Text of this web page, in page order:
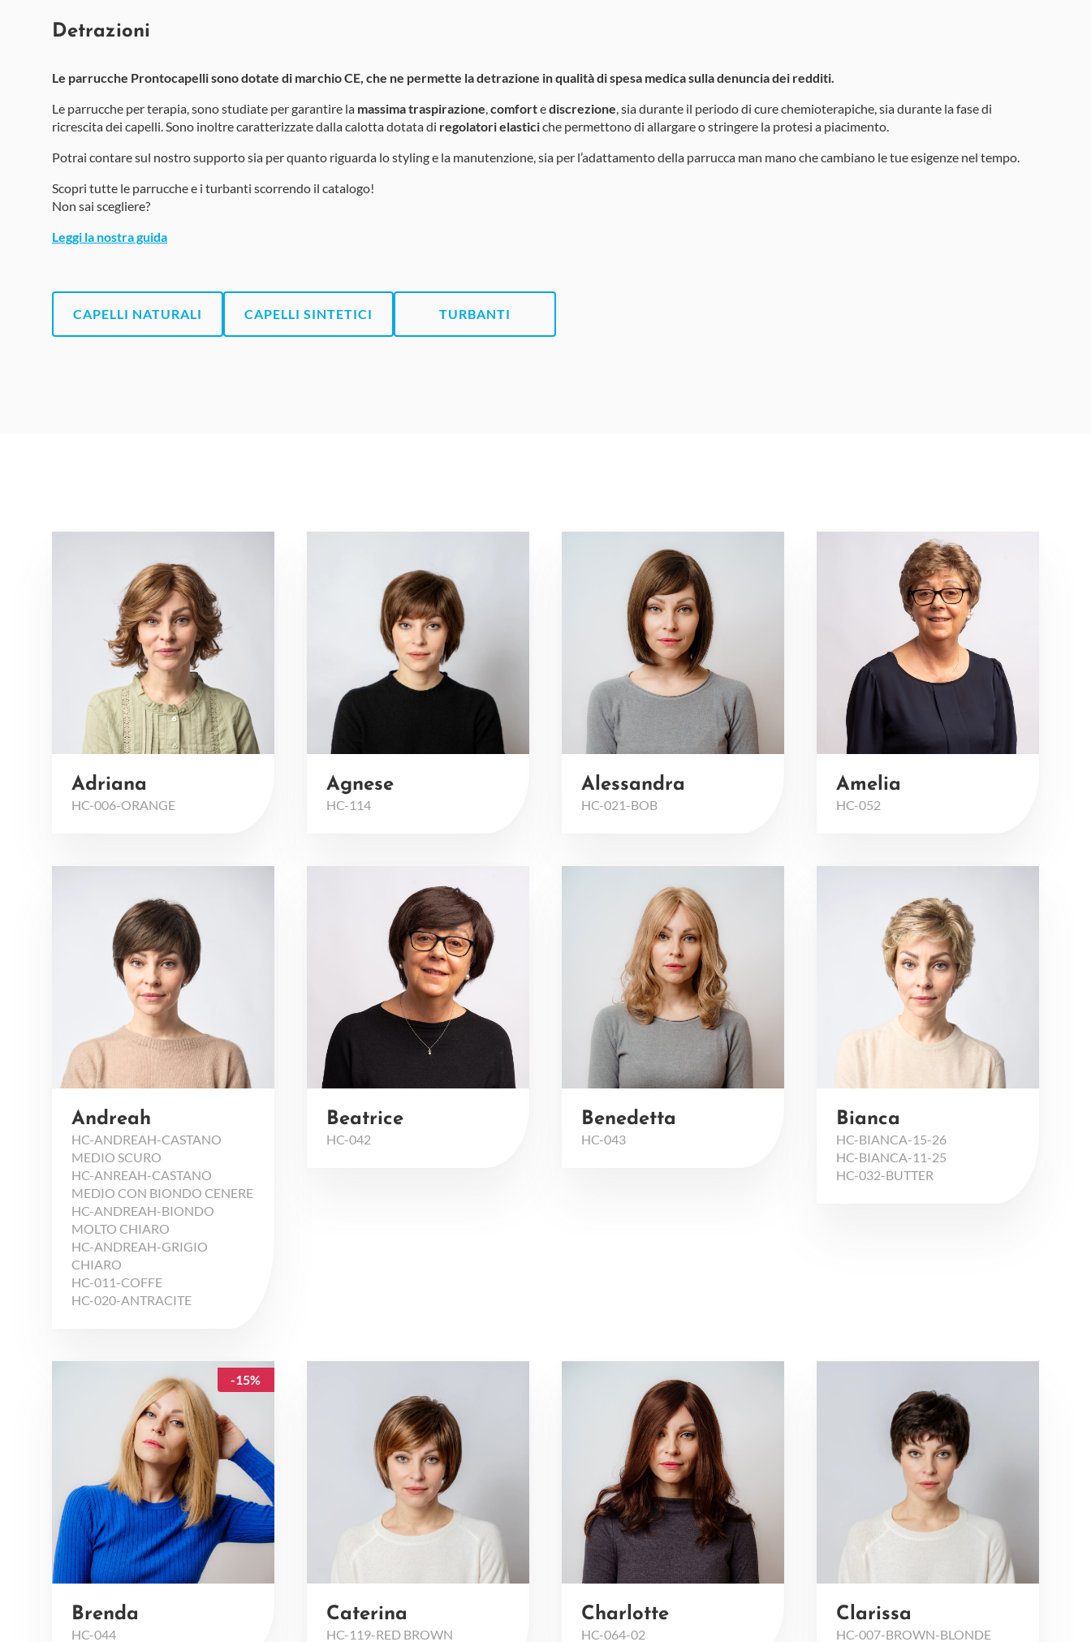
Detrazioni
Le parrucche Prontocapelli sono dotate di marchio CE, che ne permette la detrazione in qualità di spesa medica sulla denuncia dei redditi.
Le parrucche per terapia, sono studiate per garantire la massima traspirazione,comfortediscrezione, sia durante il periodo di cure chemioterapiche, sia durante la fase di
ricrescita dei capelli. Sono inoltre caratterizzate dalla calotta dotata di regolatori elasticiche permettono di allargare o stringere la protesi a piacimento.
Potrai contare sul nostro supporto sia per quanto riguarda lo styling e la manutenzione, sia per l’adattamento della parrucca man mano che cambiano le tue esigenze nel tempo.
Scopri tutte le parrucche e i turbanti scorrendo il catalogo!
Non sai scegliere?
Leggi la nostra guida
CAPELLI NATURALI CAPELLI SINTETICI TURBANTI
Adriana
HC-006-ORANGE
Agnese
HC-114
Alessandra
HC-021-BOB
Amelia
HC-052
Andreah
HC-ANDREAH-CASTANO
MEDIO SCURO
HC-ANREAH-CASTANO
MEDIO CON BIONDO CENERE
HC-ANDREAH-BIONDO
MOLTO CHIARO
HC-ANDREAH-GRIGIO
CHIARO
HC-011-COFFE
HC-020-ANTRACITE
Beatrice
HC-042
Benedetta
HC-043
Bianca
HC-BIANCA-15-26
HC-BIANCA-11-25
HC-032-BUTTER
-15%
Brenda
HC-044
Caterina
HC-119-RED BROWN
Charlotte
HC-064-02
Clarissa
HC-007-BROWN-BLONDE